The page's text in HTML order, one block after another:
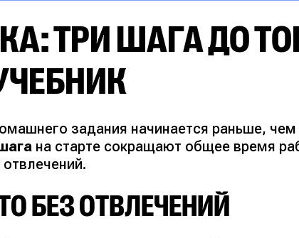
ТРИ ШАГА ДО
задания начинается раньше,
на старте сокращают общее время
БЕЗ ОТВЛЕЧЕНИЙ